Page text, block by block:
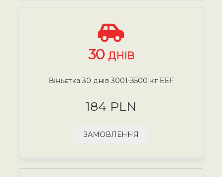
30 ДНІВ
Віньєтка 30 днів 3001-3500 кг EEF
184 PLN
ЗАМОВЛЕННЯ